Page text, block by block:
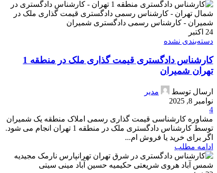
24 اکتبر
دسته‌بندی نشده
کارشناس دادگستری قیمت گذاری ملک در منطقه 1
تهران شمیران
ارسال توسط
مدیر
نوامبر 8, 2025
4
مشاوره کارشناسی قیمت گذاری رسمی املاک منطقه یک شمیران
توسط کارشناس دادگستری ملک در منطقه 1 تهران انجام می شود.
اگر برای خرید یا فروش ام...
ادامه مطلب